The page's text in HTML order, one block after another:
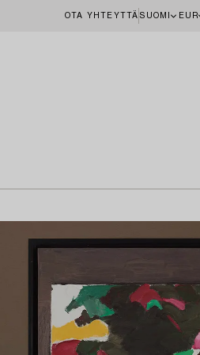
OTA YHTEYTTÄ SUOMI EUR